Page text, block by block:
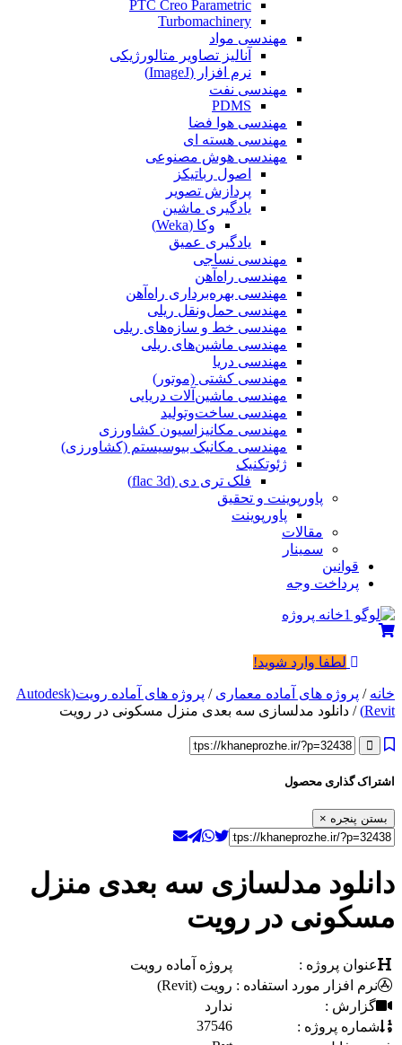
PTC Creo Parametric
Turbomachinery
مهندسی مواد
آنالیز تصاویر متالورژیکی
نرم افزار (ImageJ)
مهندسی نفت
PDMS
مهندسی هوا فضا
مهندسی هسته ای
مهندسی هوش مصنوعی
اصول رباتیکز
پردازش تصویر
یادگیری ماشین
وکا (Weka)
یادگیری عمیق
مهندسی نساجی
مهندسی راه‌آهن
مهندسی بهره‌برداری راه‌آهن
مهندسی حمل‌ونقل ریلی
مهندسی خط و سازه‌های ریلی
مهندسی ماشین‌های ریلی
مهندسی دریا
مهندسی کشتی (موتور)
مهندسی ماشین‌آلات دریایی
مهندسی ساخت‌وتولید
مهندسی مکانیزاسیون کشاورزی
مهندسی مکانیک بیوسیستم (کشاورزی)
ژئوتکنیک
فلک تری دی (flac 3d)
پاورپوینت و تحقیق
پاورپوینت
مقالات
سمینار
قوانین
پرداخت وجه
لطفا وارد شوید!
خانه / پروژه های آماده معماری /
پروژه های آماده رویت(Autodesk
Revit) / دانلود مدلسازی سه بعدی منزل مسکونی در رویت
اشتراک گذاری محصول
بستن پنجره ×
دانلود مدلسازی سه بعدی منزل
مسکونی در رویت
عنوان پروژه :
پروژه آماده رویت
نرم افزار مورد استفاده : رویت (Revit)
گزارش :
ندارد
شماره پروژه :
37546